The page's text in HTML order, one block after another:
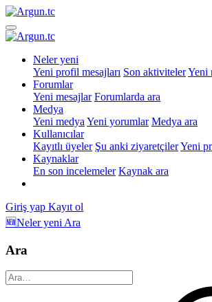
Neler yeni
Yeni profil mesajları Son aktivitelerYeni
Forumlar
Yeni mesajlar Forumlarda ara
Medya
Yeni medya Yeni yorumlar Medya ara
Kullanıcılar
Kayıtlı üyeler Şu anki ziyaretçilerYeni
Kaynaklar
En son incelemeler Kaynak ara
Giriş yap Kayıt ol
🆕Neler yeni Ara
Ara